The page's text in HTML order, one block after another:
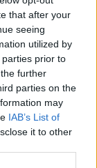
that after your
seeing
utilized by
prior to
further
parties on the
may
IAB’s List of
it to other